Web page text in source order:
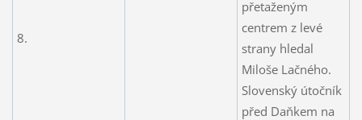
8.
přetaženým
centrem z levé
strany hledal
Miloše Lačného.
Slovenský útočník
před Daňkem na